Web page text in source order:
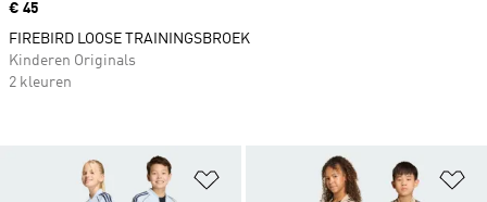
Op verlanglijst zetten
Price
€ 45
FIREBIRD LOOSE TRAININGSBROEK
Kinderen Originals
2 kleuren